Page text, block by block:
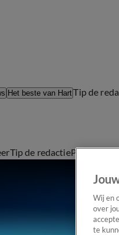
Het beste van HartTip de
Tip de redactiePanel
Wij en
over
te